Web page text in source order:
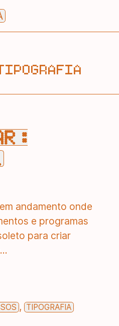
:
andamento onde
e programas
para criar
, TIPOGRAFIA